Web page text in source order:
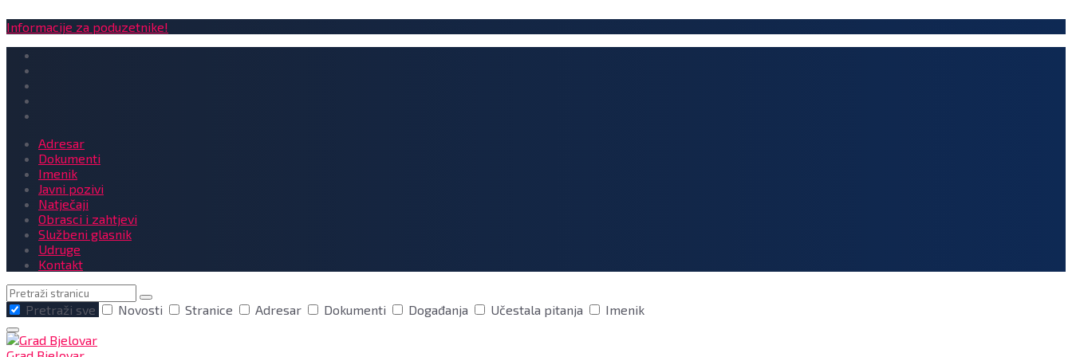
Informacije za poduzetnike!
Adresar
Dokumenti
Imenik
Javni pozivi
Natječaji
Obrasci i zahtjevi
Službeni glasnik
Udruge
Kontakt
Pretraga
Pretraži sve
Novosti Stranice Adresar Dokumenti Događanja Učestala pitanja Imenik